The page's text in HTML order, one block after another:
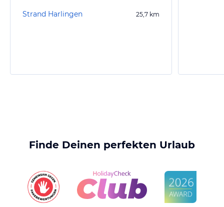
Strand Harlingen 25,7 km
Finde Deinen perfekten Urlaub